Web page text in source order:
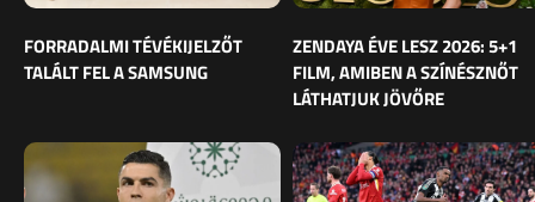
FORRADALMI TÉVÉKIJELZŐT
TALÁLT FEL A SAMSUNG
ZENDAYA ÉVE LESZ 2026: 5+1
FILM, AMIBEN A SZÍNÉSZNŐT
LÁTHATJUK JÖVŐRE